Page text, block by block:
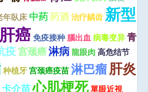
年臥床 中药药酒 治疗龋齿 新型
肝癌 免疫接种 腦出血 病毒变异 青
疫宫颈癌淋病 龍眼肉 高危结节
种植牙 宫颈癌疫苗 淋巴瘤肝炎
卡介苗心肌梗死單眼近視